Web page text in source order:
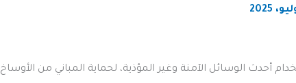
الوسائل الآمنة وغير المؤذية، لحماية المباني من الأوساخ